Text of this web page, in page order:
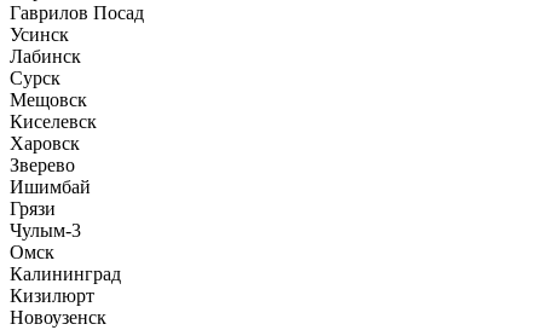
Гаврилов Посад
Усинск
Лабинск
Сурск
Мещовск
Киселевск
Харовск
Зверево
Ишимбай
Грязи
Чулым-3
Омск
Калининград
Кизилюрт
Новоузенск